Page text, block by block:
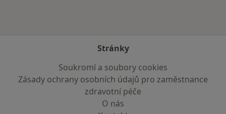
Stránky
Soukromí a soubory cookies
Zásady ochrany osobních údajů pro zaměstnance
zdravotní péče
O nás